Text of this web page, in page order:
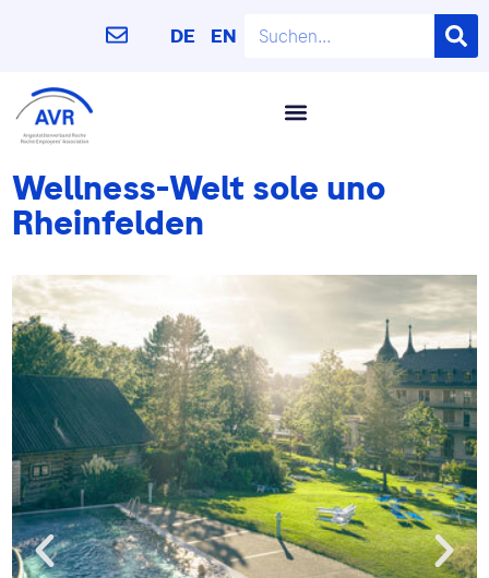
DE EN
Wellness-Welt sole uno
Rheinfelden